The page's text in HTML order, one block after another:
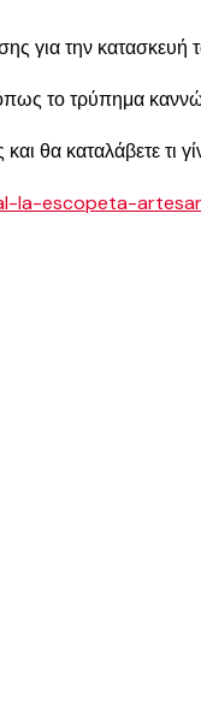
για την
το τρύπημα
θα καταλάβετε τι
la-escopeta-